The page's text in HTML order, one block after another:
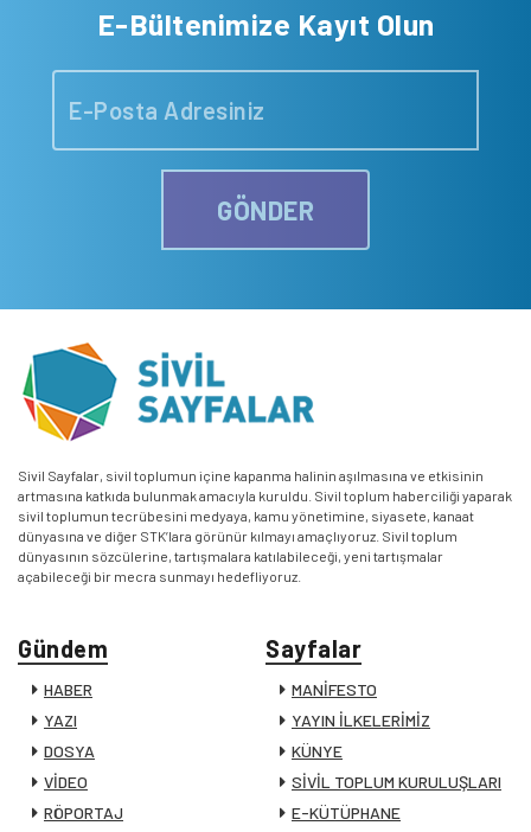
E-Bültenimize Kayıt Olun
GÖNDER
Sivil Sayfalar, sivil toplumun içine kapanma halinin aşılmasına ve etkisinin
artmasına katkıda bulunmak amacıyla kuruldu. Sivil toplum haberciliği yaparak
sivil toplumun tecrübesini medyaya, kamu yönetimine, siyasete, kanaat
dünyasına ve diğer STK’lara görünür kılmayı amaçlıyoruz. Sivil toplum
dünyasının sözcülerine, tartışmalara katılabileceği, yeni tartışmalar
açabileceği bir mecra sunmayı hedefliyoruz.
Gündem
HABER
YAZI
DOSYA
VİDEO
RÖPORTAJ
Sayfalar
MANİFESTO
YAYIN İLKELERİMİZ
KÜNYE
SİVİL TOPLUM KURULUŞLARI
E-KÜTÜPHANE